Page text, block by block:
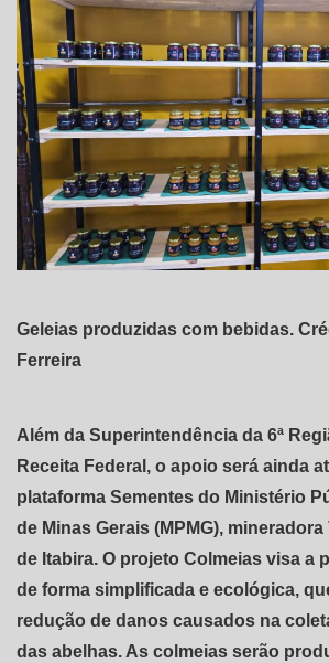
Geleias produzidas com bebidas.
Ferreira
Além da Superintendência da 6ª
Receita Federal, o apoio será ainda
plataforma Sementes do Ministério
de Minas Gerais (MPMG),
de Itabira. O projeto Colmeias visa a
de forma simplificada e ecológica,
redução de danos causados na
das abelhas. As colmeias serão